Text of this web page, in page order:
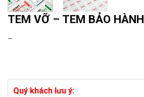
TEM VỠ – TEM BẢO HÀNH
–
Quý khách lưu ý: